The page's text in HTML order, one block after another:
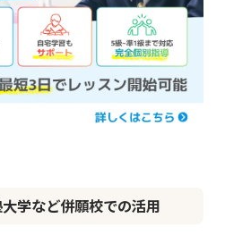
学など併願校での活用